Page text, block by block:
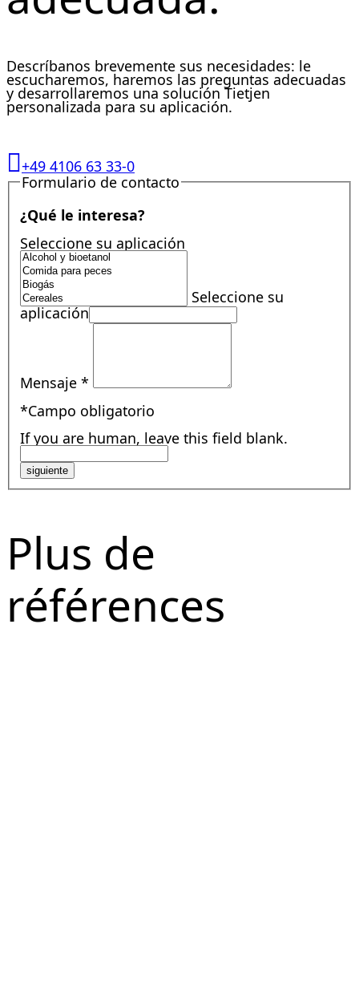
Descríbanos brevemente sus necesidades: le
escucharemos, haremos las preguntas adecuadas
y desarrollaremos una solución Tietjen
personalizada para su aplicación.
+49 4106 63 33-0
Formulario de contacto
¿Qué le interesa?
Seleccione su aplicación
Seleccione su
aplicación
Mensaje*
*Campo obligatorio
If you are human, leave this field blank.
siguiente
Plus de
références